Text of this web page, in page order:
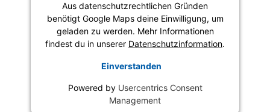
Aus datenschutzrechtlichen Gründen
benötigt Google Maps deine Einwilligung, um
geladen zu werden. Mehr Informationen
findest du in unserer Datenschutzinformation.
Einverstanden
Powered by Usercentrics Consent
Management